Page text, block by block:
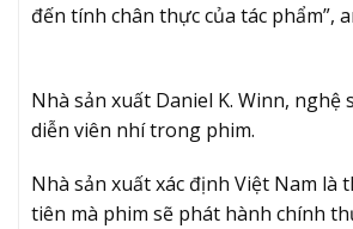
đến tính chân thực của tác phẩm”,
Nhà sản xuất Daniel K. Winn, nghệ
diễn viên nhí trong phim.
Nhà sản xuất xác định Việt Nam là
tiên mà phim sẽ phát hành chính